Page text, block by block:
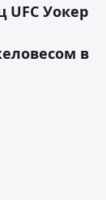
UFC Уокер
в